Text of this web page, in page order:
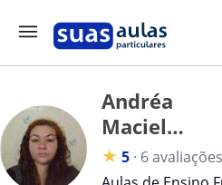
Andréa
Maciel
Moreira
Bonfim
★ 5 · 6 avaliações